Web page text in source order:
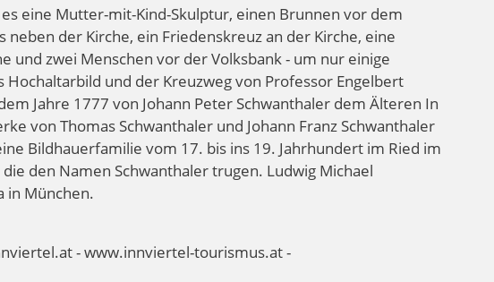
eine Mutter-mit-Kind-Skulptur, einen Brunnen vor dem
der Kirche, ein Friedenskreuz an der Kirche, eine
und zwei Menschen vor der Volksbank - um nur einige
und der Kreuzweg von Professor Engelbert
Jahre 1777 von Johann Peter Schwanthaler dem Älteren In
von Thomas Schwanthaler und Johann Franz Schwanthaler
Bildhauerfamilie vom 17. bis ins 19. Jahrhundert im Ried im
den Namen Schwanthaler trugen. Ludwig Michael
in München.
- www.innviertel-tourismus.at -